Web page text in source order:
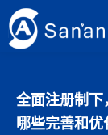
全面注册制
哪些完善和优